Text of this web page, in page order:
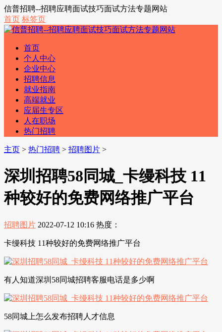
信普招聘--招聘应聘面试技巧面试方法专题网站
首页 标签页
首页
个人中心
企业中心
招聘信息
就业指南
高端就业
应届生专区
人在职场
热门招聘
主页 > 热门招聘 > 招聘图片 >
深圳招聘58同城_卡缦科技 11
种较好的免费网络推广平台
招聘图片 2022-07-12 10:16 热度：
卡缦科技 11种较好的免费网络推广平台
有人知道深圳58同城招聘客服电话是多少啊
58同城上怎么发布招聘人才信息